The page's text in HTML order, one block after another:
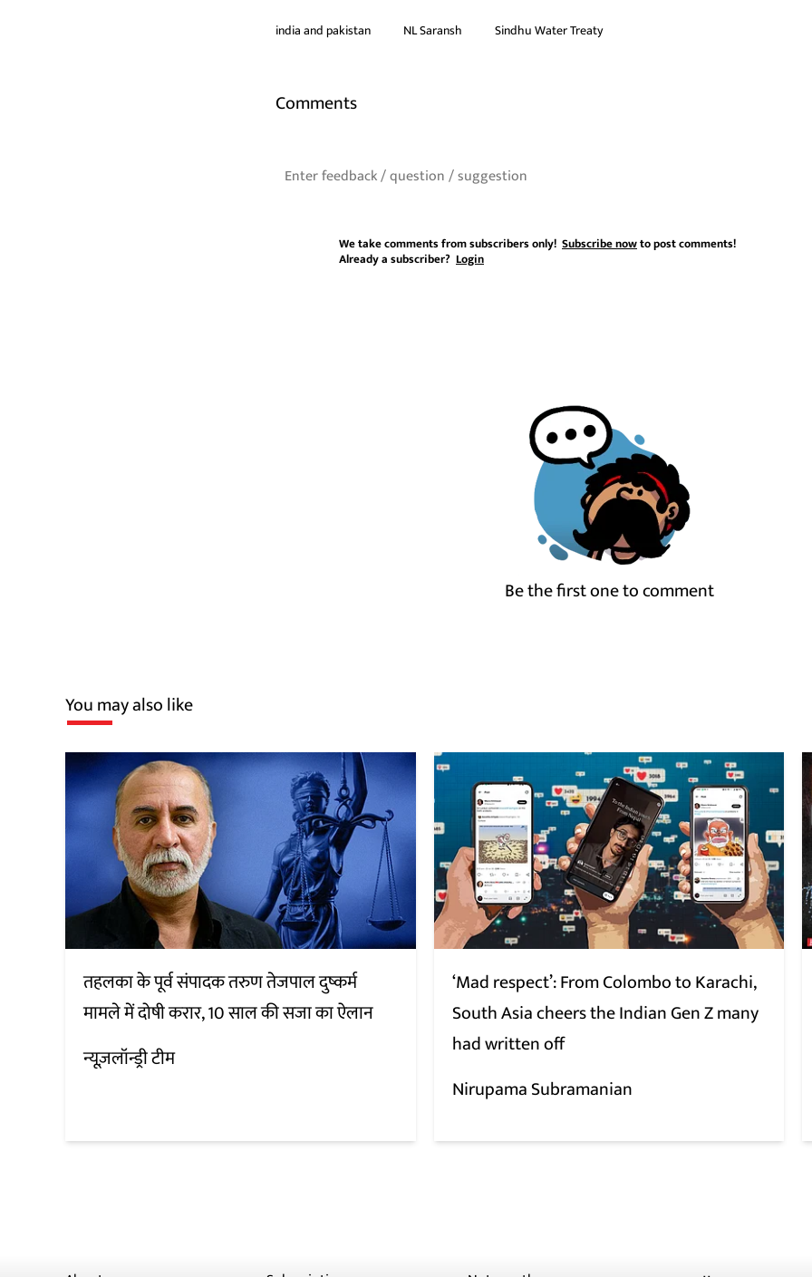
india and pakistan NL Saransh Sindhu Water Treaty
Comments
We take comments from subscribers only! Subscribe nowto post comments!
Already a subscriber? Login
Be the first one to comment
You may also like
तहलका के पूर्व संपादक तरुण तेजपाल दुष्कर्म
मामले में दोषी करार, 10 साल की सजा का ऐलान
न्यूज़लॉन्ड्री टीम
‘Mad respect’: From Colombo to Karachi,
South Asia cheers the Indian Gen Z many
had written off
Nirupama Subramanian